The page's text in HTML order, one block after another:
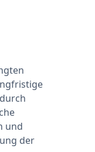
und
der